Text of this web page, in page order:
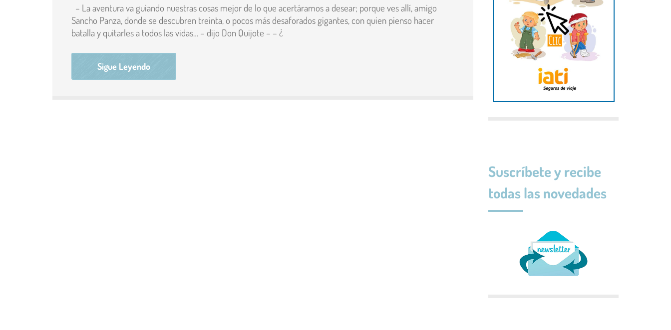
– La aventura va guiando nuestras cosas mejor de lo que acertáramos a desear; porque ves allí, amigo
Sancho Panza, donde se descubren treinta, o pocos más desaforados gigantes, con quien pienso hacer
batalla y quitarles a todos las vidas… – dijo Don Quijote – – ¿
Sigue Leyendo
Suscríbete y recibe
todas las novedades